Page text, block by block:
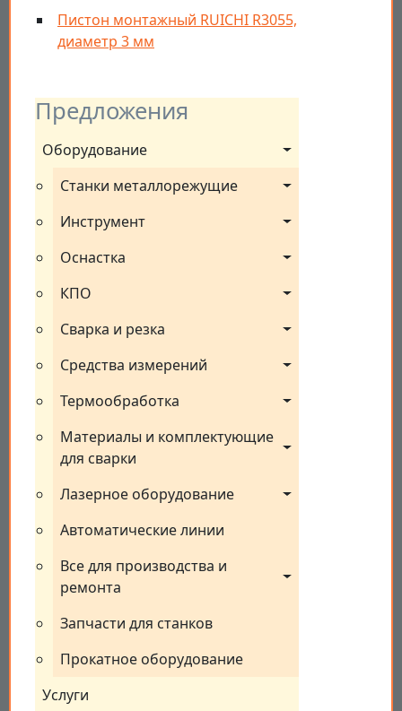
Предложения
Оборудование
Станки металлорежущие
Инструмент
Оснастка
КПО
Сварка и резка
Средства измерений
Термообработка
Материалы и комплектующие
для сварки
Лазерное оборудование
Автоматические линии
Все для производства и
ремонта
Запчасти для станков
Прокатное оборудование
Услуги
Пистон монтажный RUICHI R3055,
диаметр 3 мм